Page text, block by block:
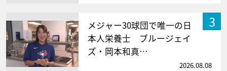
3
メジャー30球団で唯一の日
本人栄養士 ブルージェイ
ズ・岡本和真…
2026.08.08